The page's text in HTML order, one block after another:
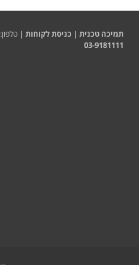
תמיכה טכנית | כניסת לקוחות | טלפון:
03-9181111